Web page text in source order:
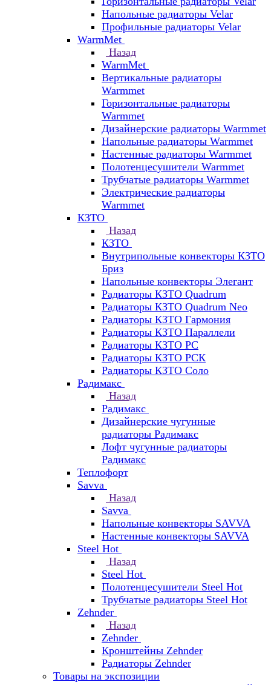
Напольные радиаторы Velar
Профильные радиаторы Velar
WarmMet
Назад
WarmMet
Вертикальные радиаторы
Warmmet
Горизонтальные радиаторы
Warmmet
Дизайнерские радиаторы Warmmet
Напольные радиаторы Warmmet
Настенные радиаторы Warmmet
Полотенцесушители Warmmet
Трубчатые радиаторы Warmmet
Электрические радиаторы
Warmmet
КЗТО
Назад
КЗТО
Внутрипольные конвекторы КЗТО
Бриз
Напольные конвекторы Элегант
Радиаторы КЗТО Quadrum
Радиаторы КЗТО Quadrum Neo
Радиаторы КЗТО Гармония
Радиаторы КЗТО Параллели
Радиаторы КЗТО РС
Радиаторы КЗТО РСК
Радиаторы КЗТО Соло
Радимакс
Назад
Радимакс
Дизайнерские чугунные
радиаторы Радимакс
Лофт чугунные радиаторы
Радимакс
Теплофорт
Savva
Назад
Savva
Напольные конвекторы SAVVA
Настенные конвекторы SAVVA
Steel Hot
Назад
Steel Hot
Полотенцесушители Steel Hot
Трубчатые радиаторы Steel Hot
Zehnder
Назад
Zehnder
Кронштейны Zehnder
Радиаторы Zehnder
Товары на экспозиции